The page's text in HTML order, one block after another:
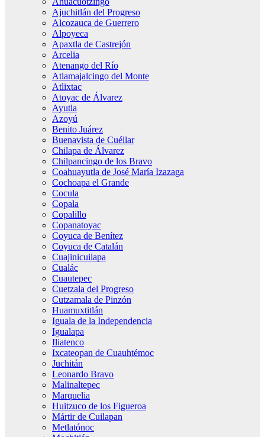
Ajuchitlán del Progreso
Alcozauca de Guerrero
Alpoyeca
Apaxtla de Castrejón
Arcelia
Atenango del Río
Atlamajalcingo del Monte
Atlixtac
Atoyac de Álvarez
Ayutla
Azoyú
Benito Juárez
Buenavista de Cuéllar
Chilapa de Álvarez
Chilpancingo de los Bravo
Coahuayutla de José María Izazaga
Cochoapa el Grande
Cocula
Copala
Copalillo
Copanatoyac
Coyuca de Benítez
Coyuca de Catalán
Cuajinicuilapa
Cualác
Cuautepec
Cuetzala del Progreso
Cutzamala de Pinzón
Huamuxtitlán
Iguala de la Independencia
Igualapa
Iliatenco
Ixcateopan de Cuauhtémoc
Juchitán
Leonardo Bravo
Malinaltepec
Marquelia
Huitzuco de los Figueroa
Mártir de Cuilapan
Metlatónoc